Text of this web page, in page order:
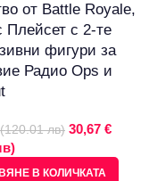
от Battle Royale,
Плейсет с 2-те
фигури за
Радио Ops и
лв) 30,67 €
В КОЛИЧКАТА